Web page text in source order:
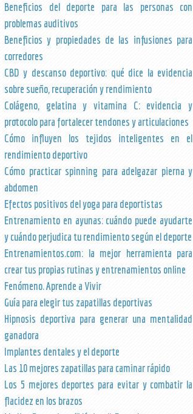
Beneficios del deporte para las personas con
problemas auditivos
Beneficios y propiedades de las infusiones para
corredores
CBD y descanso deportivo: qué dice la evidencia
sobre sueño, recuperación y rendimiento
Colágeno, gelatina y vitamina C: evidencia y
protocolo para fortalecer tendones y articulaciones
Cómo influyen los tejidos inteligentes en el
rendimiento deportivo
Cómo practicar spinning para adelgazar pierna y
abdomen
Efectos positivos del yoga para deportistas
Entrenamiento en ayunas: cuándo puede ayudarte
y cuándo perjudica tu rendimiento según el deporte
Entrenamientos.com: la mejor herramienta para
crear tus propias rutinas y entrenamientos online
Fenómeno. Aprende a Vivir
Guía para elegir tus zapatillas deportivas
Hipnosis deportiva para generar una mentalidad
ganadora
Implantes dentales y el deporte
Las 10 mejores zapatillas para caminar rápido
Los 5 mejores deportes para evitar y combatir la
flacidez en los brazos